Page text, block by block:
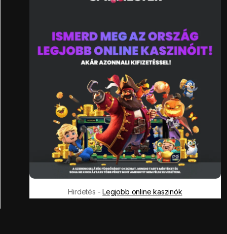
Hirdetés -Legjobb online kaszinók